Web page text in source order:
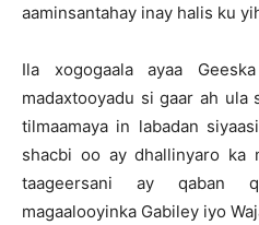
aaminsantahay inay halis ku
Ila xogogaala ayaa
madaxtooyadu si gaar ah ula
tilmaamaya in labadan
shacbi oo ay dhallinyaro ka
taageersani ay qaban
magaalooyinka Gabiley iyo